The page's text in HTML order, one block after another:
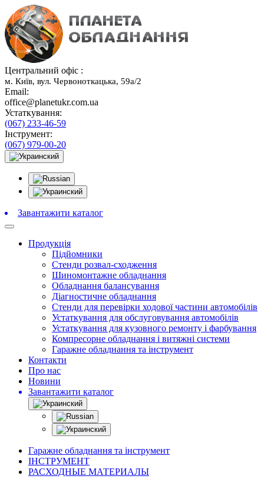
Центральний офіс :
м. Київ, вул. Червоноткацька, 59а/2
Email:
office@planetukr.com.ua
Устаткування:
(067) 233-46-59
Інструмент:
(067) 979-00-20
Завантажити каталог
Продукція
Підйомники
Стенди розвал-сходження
Шиномонтажне обладнання
Обладнання балансування
Діагностичне обладнання
Стенди для перевірки ходової частини автомобілів
Устаткування для обслуговування автомобілів
Устаткування для кузовного ремонту і фарбування
Компресорне обладнання і витяжні системи
Гаражне обладнання та інструмент
Контакти
Про нас
Новини
Завантажити каталог
Гаражне обладнання та інструмент
ІНСТРУМЕНТ
РАСХОДНЫЕ МАТЕРИАЛЫ